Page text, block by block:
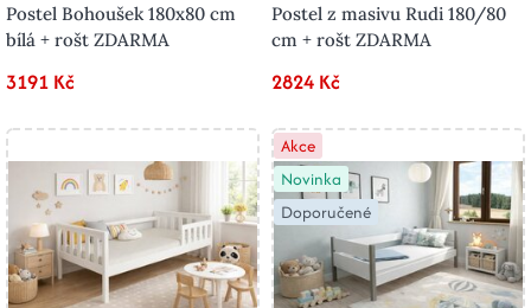
Postel Bohoušek 180x80 cm
bílá + rošt ZDARMA
3191 Kč
Postel z masivu Rudi 180/80
cm + rošt ZDARMA
2824 Kč
Akce
Novinka
Doporučené